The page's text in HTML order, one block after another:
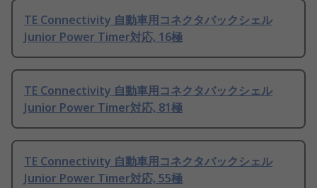
TE Connectivity 自動車用コネクタバックシェル
Junior Power Timer対応, 16極
TE Connectivity 自動車用コネクタバックシェル
Junior Power Timer対応, 81極
TE Connectivity 自動車用コネクタバックシェル
Junior Power Timer対応, 55極